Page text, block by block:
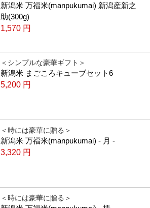
新潟米 万福米(manpukumai) 新潟産新之
助(300g)
1,570 円
＜シンプルな豪華ギフト＞
新潟米 まごころキューブセット6
5,200 円
＜時には豪華に贈る＞
新潟米 万福米(manpukumai) - 月 -
3,320 円
＜時には豪華に贈る＞